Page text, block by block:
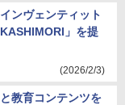
ンヴェンティット
」を提
(2026/2/3)
教育コンテンツを